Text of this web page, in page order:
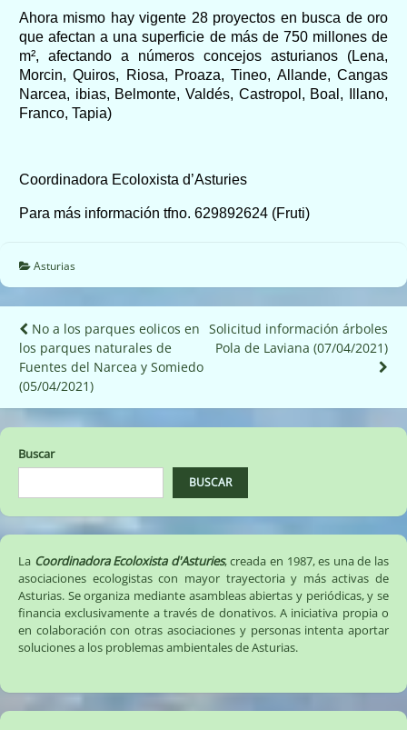
Ahora mismo hay vigente 28 proyectos en busca de oro
que afectan a una superficie de más de 750 millones de
m², afectando a números concejos asturianos (Lena,
Morcin, Quiros, Riosa, Proaza, Tineo, Allande, Cangas
Narcea, ibias, Belmonte, Valdés, Castropol, Boal, Illano,
Franco, Tapia)
Coordinadora Ecoloxista d’Asturies
Para más información tfno. 629892624 (Fruti)
Asturias
Navegación
de
entradas
No a los parques eolicos en
los parques naturales de
Fuentes del Narcea y Somiedo
(05/04/2021)
Solicitud información árboles
Pola de Laviana (07/04/2021)
Buscar
BUSCAR
La Coordinadora Ecoloxista d'Asturies, creada en 1987, es una de las
asociaciones ecologistas con mayor trayectoria y más activas de
Asturias. Se organiza mediante asambleas abiertas y periódicas, y se
financia exclusivamente a través de donativos. A iniciativa propia o
en colaboración con otras asociaciones y personas intenta aportar
soluciones a los problemas ambientales de Asturias.